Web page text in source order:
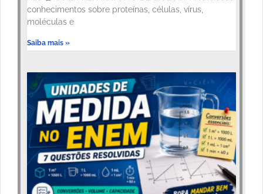
conhecimentos sobre proteínas, células, vírus,
moléculas e
Saiba mais »